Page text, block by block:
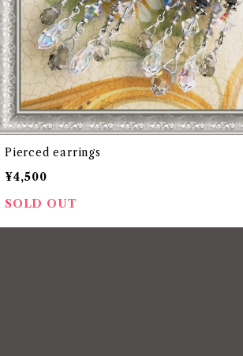
Pierced earrings
¥4,500
SOLD OUT